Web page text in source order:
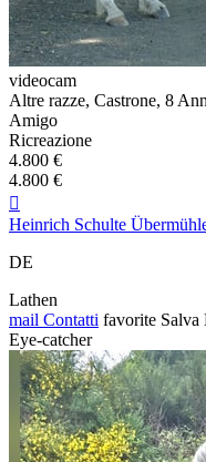
videocam
Altre razze, Castrone, 8
Amigo
Ricreazione
4.800 €
4.800 €

Heinrich Schulte
DE
Lathen
mail Contatti favorite Salva
Eye-catcher